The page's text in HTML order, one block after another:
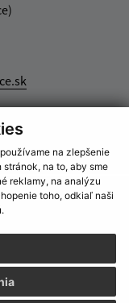
na zlepšenie
na to, aby sme
reklamy, na analýzu
toho, odkiaľ naši